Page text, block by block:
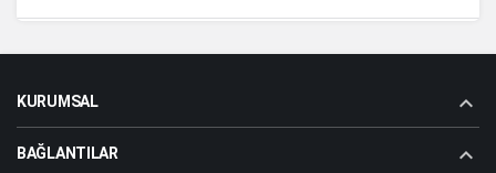
KURUMSAL
BAĞLANTILAR